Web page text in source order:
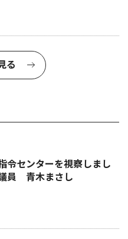
る
センターを視察しまし
員 青木まさし